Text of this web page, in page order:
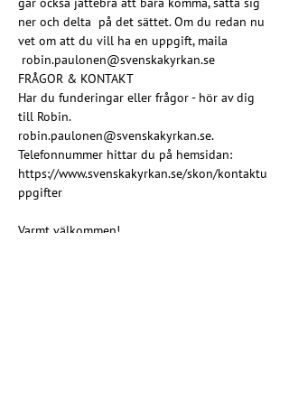
ner och delta  på det sättet. Om du redan nu
vet om att du vill ha en uppgift, maila
robin.paulonen@svenskakyrkan.se
FRÅGOR & KONTAKT
Har du funderingar eller frågor - hör av dig
till Robin.
robin.paulonen@svenskakyrkan.se.
Telefonnummer hittar du på hemsidan:
https://www.svenskakyrkan.se/skon/kontaktu
ppgifter
Varmt välkommen!